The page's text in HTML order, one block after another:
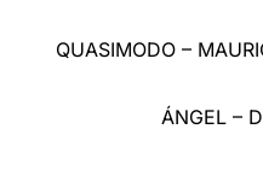
QUASIMODO –
ÁNGEL –